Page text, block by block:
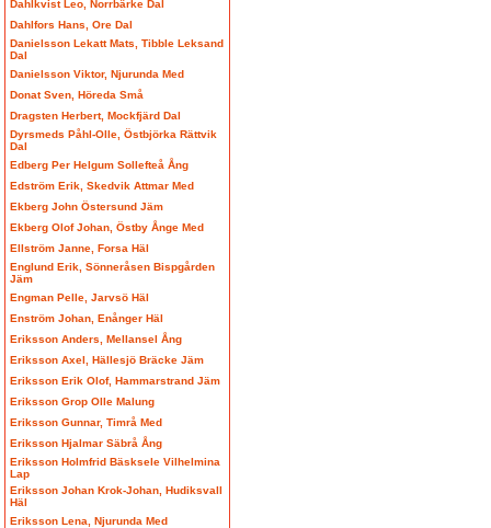
Dahlkvist Leo, Norrbärke Dal
Dahlfors Hans, Ore Dal
Danielsson Lekatt Mats, Tibble Leksand
Dal
Danielsson Viktor, Njurunda Med
Donat Sven, Höreda Små
Dragsten Herbert, Mockfjärd Dal
Dyrsmeds Påhl-Olle, Östbjörka Rättvik
Dal
Edberg Per Helgum Sollefteå Ång
Edström Erik, Skedvik Attmar Med
Ekberg John Östersund Jäm
Ekberg Olof Johan, Östby Ånge Med
Ellström Janne, Forsa Häl
Englund Erik, Sönneråsen Bispgården
Jäm
Engman Pelle, Jarvsö Häl
Enström Johan, Enånger Häl
Eriksson Anders, Mellansel Ång
Eriksson Axel, Hällesjö Bräcke Jäm
Eriksson Erik Olof, Hammarstrand Jäm
Eriksson Grop Olle Malung
Eriksson Gunnar, Timrå Med
Eriksson Hjalmar Säbrå Ång
Eriksson Holmfrid Bäsksele Vilhelmina
Lap
Eriksson Johan Krok-Johan, Hudiksvall
Häl
Eriksson Lena, Njurunda Med